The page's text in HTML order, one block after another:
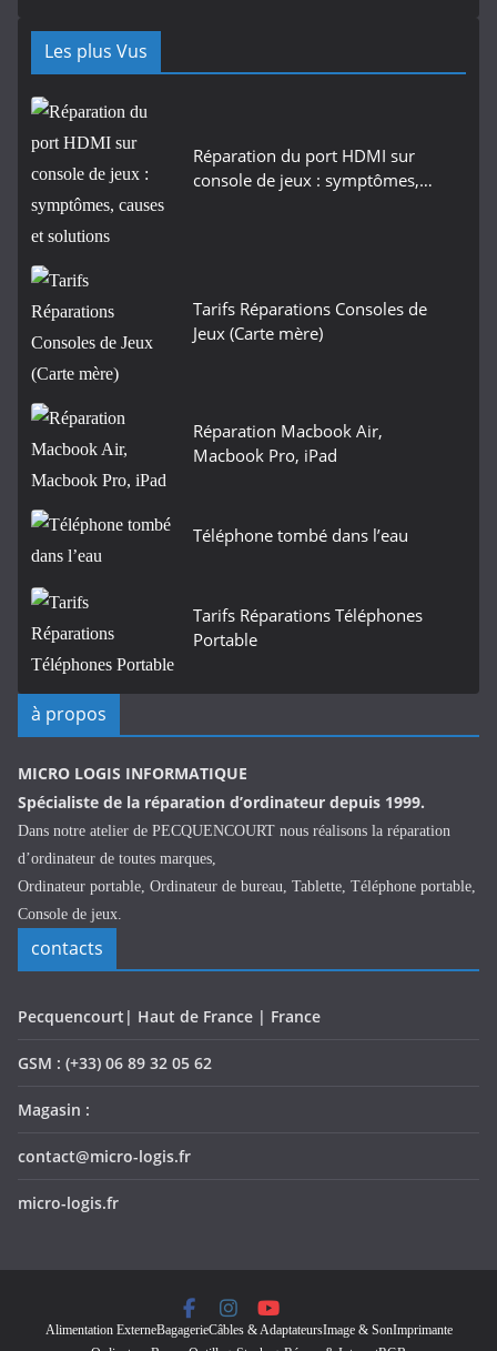
Les plus Vus
Réparation du port HDMI sur
console de jeux : symptômes,…
Tarifs Réparations Consoles de
Jeux (Carte mère)
Réparation Macbook Air,
Macbook Pro, iPad
Téléphone tombé dans l’eau
Tarifs Réparations Téléphones
Portable
à propos
MICRO LOGIS INFORMATIQUE
Spécialiste de la réparation d’ordinateur depuis 1999.
Dans notre atelier de PECQUENCOURT nous réalisons la réparation
d’ordinateur de toutes marques,
Ordinateur portable, Ordinateur de bureau, Tablette, Téléphone portable,
Console de jeux.
contacts
Pecquencourt| Haut de France | France
GSM : (+33) 06 89 32 05 62
Magasin :
contact@micro-logis.fr
micro-logis.fr
Alimentation ExterneBagagerieCâbles & AdaptateursImage & SonImprimante